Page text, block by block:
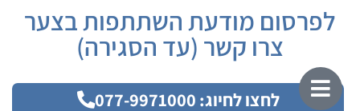
לפרסום מודעת השתתפות בצער
צרו קשר (עד הסגירה)
לחצו לחיוג: 077-9971000